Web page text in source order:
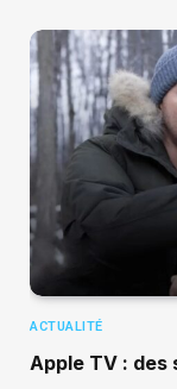
ACTUALITÉ
Apple TV :